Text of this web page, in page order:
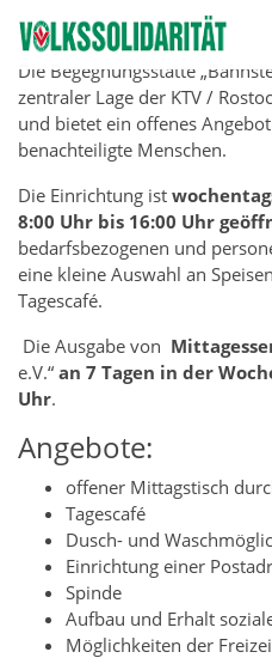
Direkt zur Hauptnavigation
Direkt zum Inhalt springen
Die Begegnungsstätte
zentraler Lage der KTV /
und bietet ein offenes
benachteiligte Menschen.
Die Einrichtung ist
8:00 Uhr bis 16:00 Uhr
bedarfsbezogenen und
eine kleine Auswahl an
Tagescafé.
Die Ausgabe von
e.V.“ an 7 Tagen in der
Uhr.
Angebote:
offener Mittagstisch
Tagescafé
Dusch- und
Einrichtung einer
Spinde
Aufbau und Erhalt
Möglichkeiten der